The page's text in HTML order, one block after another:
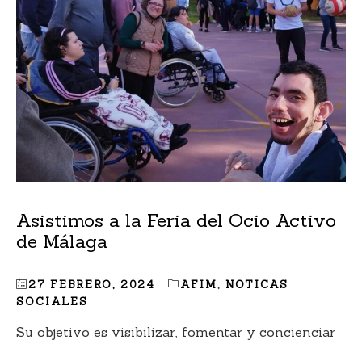
Asistimos a la Feria del Ocio Activo
de Málaga
27 FEBRERO, 2024 AFIM, NOTICAS
SOCIALES
Su objetivo es visibilizar, fomentar y concienciar